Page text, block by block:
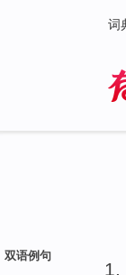
词
双语例句